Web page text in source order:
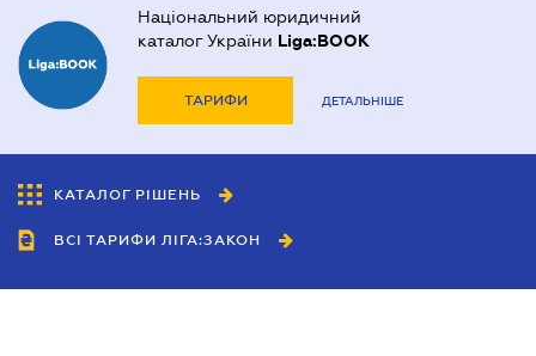
Національний юридичний
каталог України Liga:BOOK
ТАРИФИ ДЕТАЛЬНІШЕ
КАТАЛОГ РІШЕНЬ
ВСІ ТАРИФИ ЛІГА:ЗАКОН